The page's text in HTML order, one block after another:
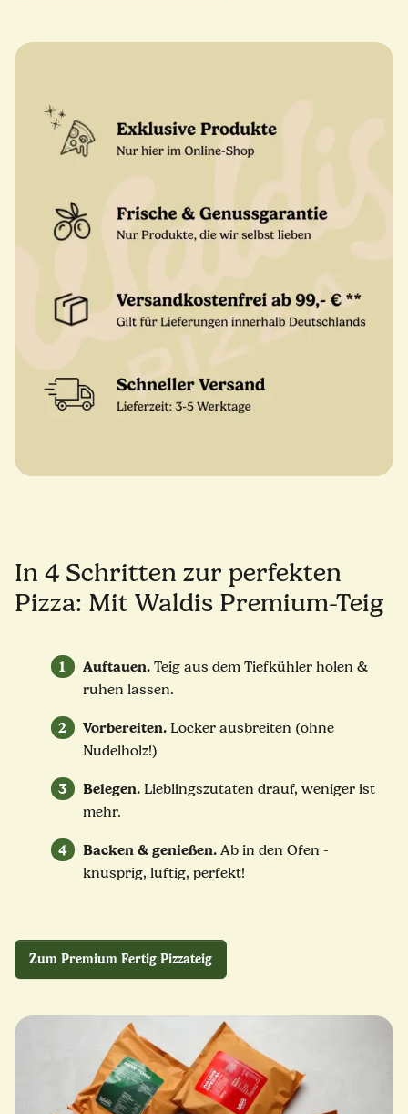
In 4 Schritten zur perfekten
Pizza: Mit Waldis Premium-Teig
1 Auftauen. Teig aus dem Tiefkühler holen &
ruhen lassen.
2 Vorbereiten. Locker ausbreiten (ohne
Nudelholz!)
3 Belegen. Lieblingszutaten drauf, weniger ist
mehr.
4 Backen & genießen. Ab in den Ofen -
knusprig, luftig, perfekt!
Zum Premium Fertig Pizzateig